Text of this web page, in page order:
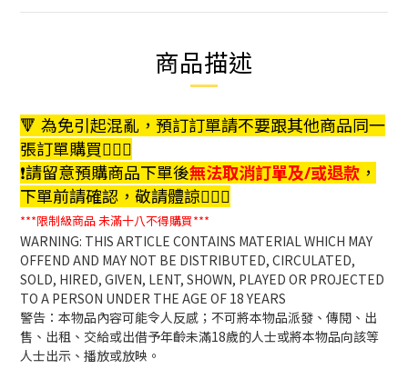
商品描述
🔻 為免引起混亂，預訂訂單請不要跟其他商品同一
張訂單購買🙇🏻‍♀️
❗️請留意預購商品下單後無法取消訂單及/或退款 ，
下單前請確認，敬請體諒🙇🏻‍♀️
***限制級商品未滿十八不得購買***
WARNING: THIS ARTICLE CONTAINS MATERIAL WHICH MAY
OFFEND AND MAY NOT BE DISTRIBUTED, CIRCULATED,
SOLD, HIRED, GIVEN, LENT, SHOWN, PLAYED OR PROJECTED
TO A PERSON UNDER THE AGE OF 18 YEARS
警告：本物品內容可能令人反感；不可將本物品派發、傳閱、出
售、出租、交給或出借予年齡未滿18歲的人士或將本物品向該等
人士出示、播放或放映。